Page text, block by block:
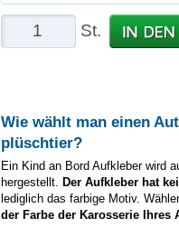
St.
Wie wählt man einen
plüschtier?
Ein Kind an Bord Aufkleber wird
hergestellt. Der Aufkleber hat
lediglich das farbige Motiv.
der Farbe der Karosserie Ihres